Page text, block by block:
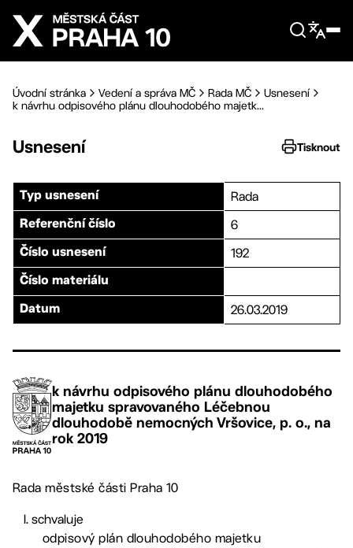
Přejít na hlavní obsah
Úvodní stránka Vedení a správa MČ Rada MČ
Usnesení
k návrhu odpisového plánu dlouhodobého majetk...
Usnesení Tisknout
Typ usnesení Rada
Referenční číslo 6
Číslo usnesení 192
Číslo materiálu
Datum 26.03.2019
k návrhu odpisového plánu dlouhodobého
majetku spravovaného Léčebnou
dlouhodobě nemocných Vršovice, p. o., na
rok 2019
Rada městské části Praha 10
schvaluje
odpisový plán dlouhodobého majetku